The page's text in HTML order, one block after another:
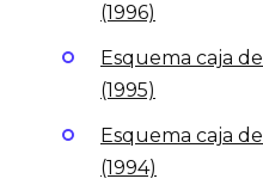
(1996)
Esquema caja
(1995)
Esquema caja
(1994)